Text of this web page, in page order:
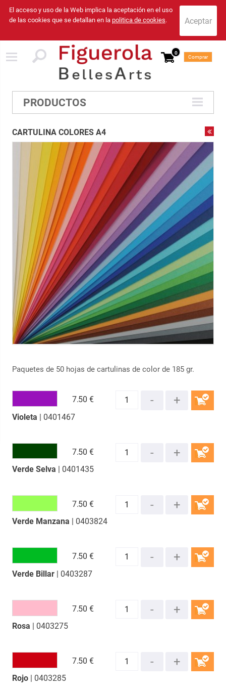
El acceso y uso de la Web implica la aceptación en el uso
de las cookies que se detallan en la politica de cookies.
0
Comprar
PRODUCTOS
CARTULINA COLORES A4
Paquetes de 50 hojas de cartulinas de color de 185 gr.
Violeta | 0401467
7.50 €
Verde Selva | 0401435
7.50 €
Verde Manzana | 0403824
7.50 €
Verde Billar| 0403287
7.50 €
Rosa | 0403275
7.50 €
Rojo| 0403285
7.50 €